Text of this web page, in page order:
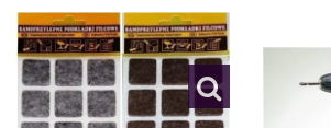
PODKŁADKI
110562